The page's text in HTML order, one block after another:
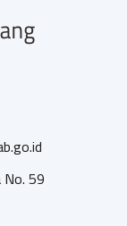
59